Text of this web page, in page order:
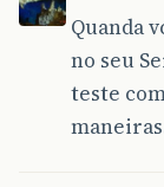
Quanda
no seu
teste